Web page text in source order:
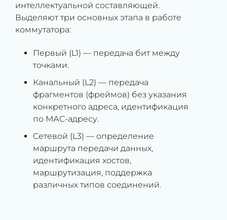
интеллектуальной составляющей.
Выделяют три основных этапа в работе
коммутатора:
Первый (L1) — передача бит между
точками.
Канальный (L2) — передача
фрагментов (фреймов) без указания
конкретного адреса, идентификация
по МАС-адресу.
Сетевой (L3) — определение
маршрута передачи данных,
идентификация хостов,
маршрутизация, поддержка
различных типов соединений.